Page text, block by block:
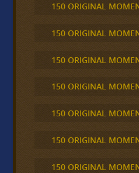
150 ORIGINAL
150 ORIGINAL
150 ORIGINAL
150 ORIGINAL
150 ORIGINAL
150 ORIGINAL
150 ORIGINAL